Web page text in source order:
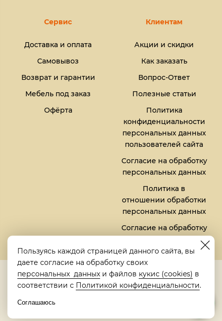
Сервис
Доставка и оплата
Самовывоз
Возврат и гарантии
Мебель под заказ
Офёрта
Клиентам
Акции и скидки
Как заказать
Вопрос-Ответ
Полезные статьи
Политика
конфиденциальности
персональных данных
пользователей сайта
Согласие на обработку
персональных данных
Политика в
отношении обработки
персональных данных
Согласие на обработку
файлов кукис (cookies)
5,0
Рейтинг в Яндексе
Пользуясь каждой страницей данного сайта, вы
даете согласие на обработку своих
персональных данных и файлов кукис (cookies) в
соответствии с Политикой конфиденциальности.
Соглашаюсь